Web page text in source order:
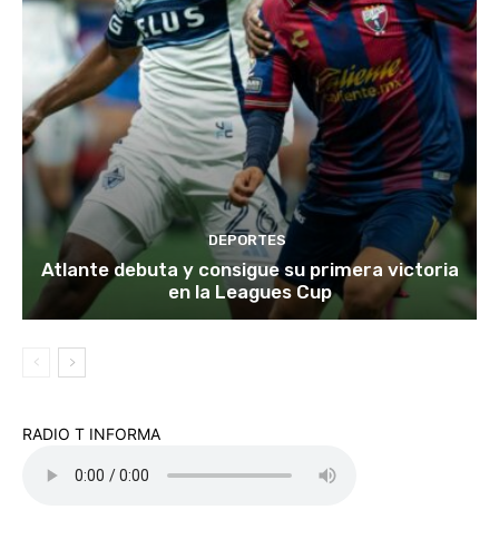
DEPORTES
Atlante debuta y consigue su primera victoria
en la Leagues Cup
RADIO T INFORMA